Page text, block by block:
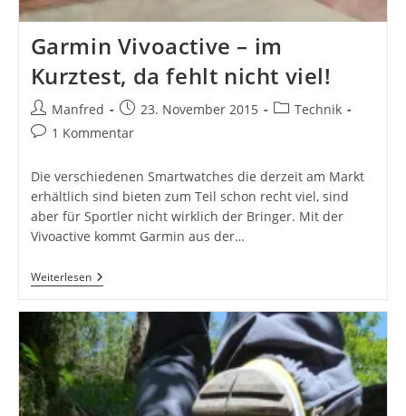
Garmin Vivoactive – im
Kurztest, da fehlt nicht viel!
Beitrags-
Autor:
Manfred
Beitrag
veröffentlicht:
23. November 2015
Beitrags-
Technik
Beitrags-
1 Kommentar
Die verschiedenen Smartwatches die derzeit am Markt
erhältlich sind bieten zum Teil schon recht viel, sind
aber für Sportler nicht wirklich der Bringer. Mit der
Vivoactive kommt Garmin aus der…
WeiterlesenGarmin
Vivoactive
Im
Kurztest,
Da
Fehlt
Nicht
Viel!